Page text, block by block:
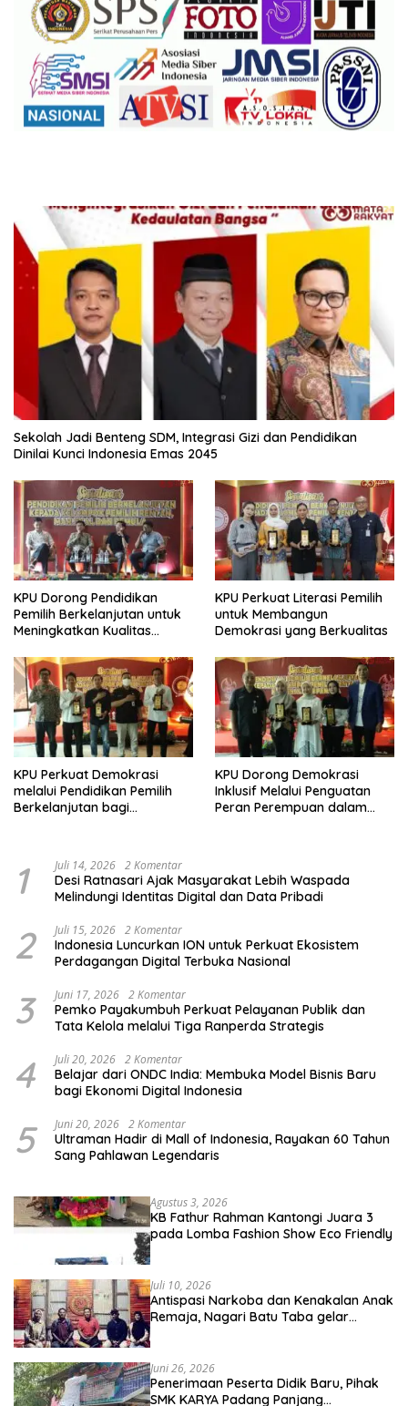
Sekolah Jadi Benteng SDM, Integrasi Gizi dan Pendidikan
Dinilai Kunci Indonesia Emas 2045
KPU Dorong Pendidikan
Pemilih Berkelanjutan untuk
Meningkatkan Kualitas
KPU Perkuat Literasi Pemilih
untuk Membangun
Demokrasi yang Berkualitas
KPU Perkuat Demokrasi
melalui Pendidikan Pemilih
Berkelanjutan bagi
KPU Dorong Demokrasi
Inklusif Melalui Penguatan
Peran Perempuan dalam
1 Juli 14, 2026 2 Komentar
Desi Ratnasari Ajak Masyarakat Lebih Waspada
Melindungi Identitas Digital dan Data Pribadi
2 Juli 15, 2026 2 Komentar
Indonesia Luncurkan ION untuk Perkuat Ekosistem
Perdagangan Digital Terbuka Nasional
3 Juni 17, 2026 2 Komentar
Pemko Payakumbuh Perkuat Pelayanan Publik dan
Tata Kelola melalui Tiga Ranperda Strategis
4 Juli 20, 2026 2 Komentar
Belajar dari ONDC India: Membuka Model Bisnis Baru
bagi Ekonomi Digital Indonesia
5 Juni 20, 2026 2 Komentar
Ultraman Hadir di Mall of Indonesia, Rayakan 60 Tahun
Sang Pahlawan Legendaris
Agustus 3, 2026
KB Fathur Rahman Kantongi Juara 3
pada Lomba Fashion Show Eco Friendly
Juli 10, 2026
Antispasi Narkoba dan Kenakalan Anak
Remaja, Nagari Batu Taba gelar
Juni 26, 2026
Penerimaan Peserta Didik Baru, Pihak
SMK KARYA Padang Panjang